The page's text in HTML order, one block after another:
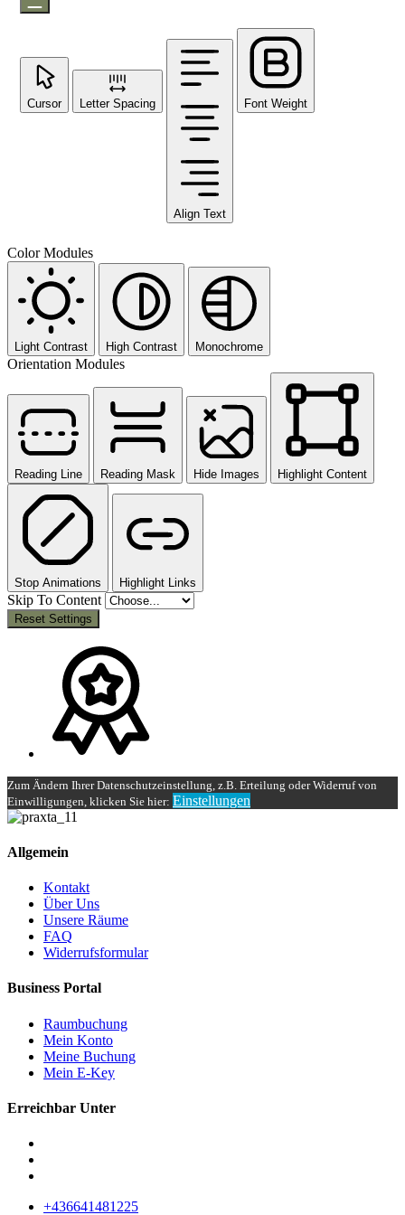
Cursor Letter Spacing
Align Text
Font Weight
Color Modules
Light Contrast High Contrast Monochrome
Orientation Modules
Reading Line Reading Mask Hide Images Highlight Content
Stop Animations Highlight Links
Skip To Content
Reset Settings
Zum Ändern Ihrer Datenschutzeinstellung, z.B. Erteilung oder Widerruf von
Einwilligungen, klicken Sie hier: Einstellungen
Allgemein
Kontakt
Über Uns
Unsere Räume
FAQ
Widerrufsformular
Business Portal
Raumbuchung
Mein Konto
Meine Buchung
Mein E-Key
Erreichbar Unter
+436641481225